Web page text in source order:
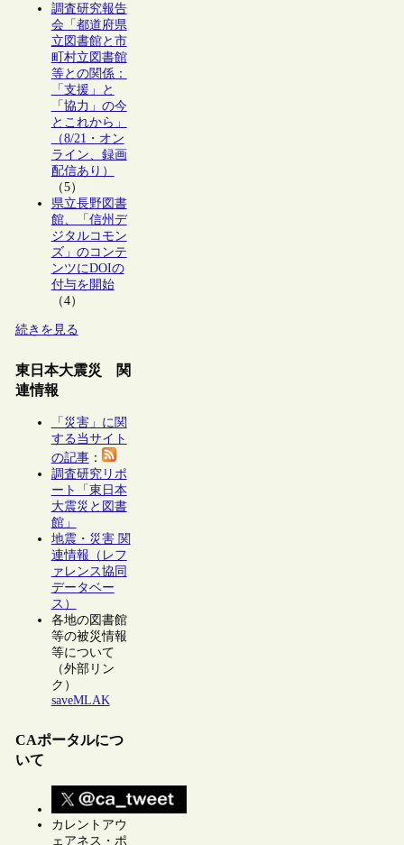
調査研究報告
会「都道府県
立図書館と市
町村立図書館
等との関係：
「支援」と
「協力」の今
とこれから」
（8/21・オン
ライン、録画
配信あり）
（5）
県立長野図書
館、「信州デ
ジタルコモン
ズ」のコンテ
ンツにDOIの
付与を開始
（4）
続きを見る
東日本大震災 関
連情報
「災害」に関
する当サイト
の記事：
調査研究リポ
ート「東日本
大震災と図書
館」
地震・災害 関
連情報（レフ
ァレンス協同
データベー
ス）
各地の図書館
等の被災情報
等について
（外部リン
ク）
saveMLAK
CAポータルにつ
いて
カレントアウ
ェアネス・ポ